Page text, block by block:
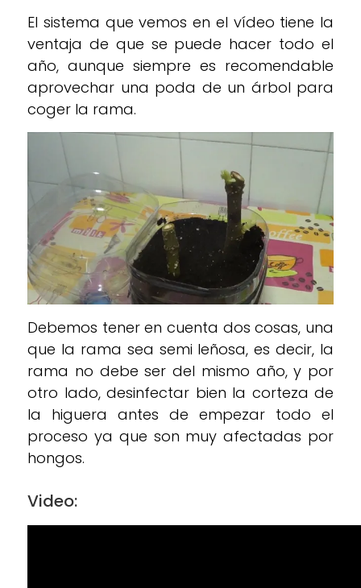
El sistema que vemos en el vídeo tiene la
ventaja de que se puede hacer todo el
año, aunque siempre es recomendable
aprovechar una poda de un árbol para
coger la rama.
Debemos tener en cuenta dos cosas, una
que la rama sea semi leñosa, es decir, la
rama no debe ser del mismo año, y por
otro lado, desinfectar bien la corteza de
la higuera antes de empezar todo el
proceso ya que son muy afectadas por
hongos.
Video: